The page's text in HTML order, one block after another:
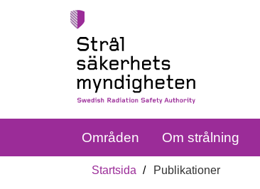
Områden Om strålning
Startsida Publikationer